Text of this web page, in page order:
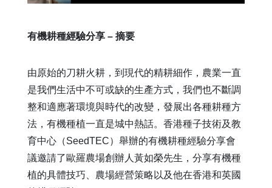
有機耕種經驗分享 – 摘要
由原始的刀耕火耕，到現代的精耕細作，農業一直
是我們生活中不可或缺的生產方式，我們也不斷調
整和適應著環境與時代的改變，發展出各種耕種方
法，有機種植一直是城中熱話。香港種子技術及教
育中心（SeedTEC）舉辦的有機耕種經驗分享會
議邀請了歐羅農場創辦人黃如榮先生，分享有機種
植的具體技巧、農場經營策略以及他在香港和英國